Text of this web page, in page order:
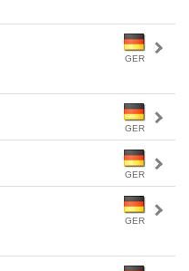
GER
GER
GER
GER